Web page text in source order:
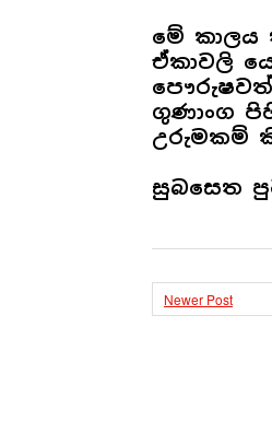
මේ කාලය
ඒකාවලි
ගුණාංග
උරුමකම්
සුබසෙත
Newer Post